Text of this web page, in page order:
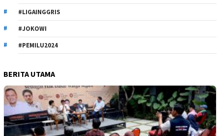
#LIGAINGGRIS
#JOKOWI
#PEMILU2024
BERITA UTAMA